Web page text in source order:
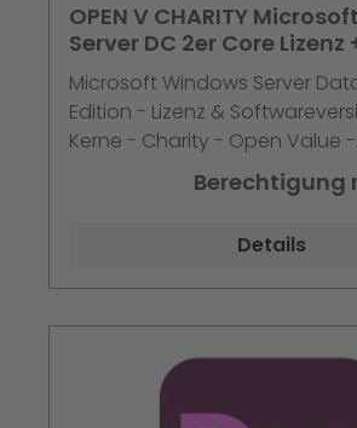
OPEN V CHARITY
Server DC 2er Core
Assurance 3 Jahre im 1.
Microsoft Windows Server
Edition - Lizenz &
Kerne - Charity - Open Value -
zusätzliches Produkt, 3 Jahre
Single Language
Berechtigung
Details